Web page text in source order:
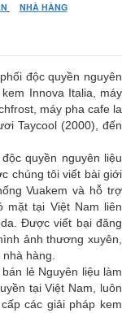
NHÀ HÀNG
độc quyền nguyên
Innova Italia, máy
máy pha cafe la
Taycool (2000), đến
quyền nguyên liệu
chúng tôi viết bài giới
Vuakem và hỗ trợ
mặt tại Việt Nam liên
Được viết bại đăng
ảnh thương xuyên,
hàng.
lẻ Nguyên liệu làm
tại Việt Nam, luôn
các giải pháp kem